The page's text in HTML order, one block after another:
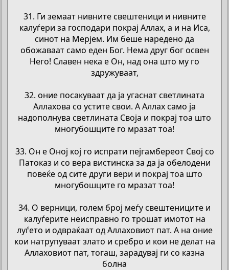
31. Ги земаат нивните свештеници и нивните
калуѓери за господари покрај Аллах, а и на Иса,
синот на Мерјем. Им беше наредено да
обожаваат само еден Бог. Нема друг бог освен
Него! Славен нека е Он, над она што му го
здружуваат,
32. оние посакуваат да ја угаснат светлината
Аллахова со устите свои. А Аллах само ја
надополнува светлината Своја и покрај тоа што
многубошците го мразат тоа!
33. Он е Оној кој го испрати пејгамбереот Свој со
Патоказ и со вера вистинска за да ја обелодени
повеќе од сите други вери и покрај тоа што
многубошците го мразат тоа!
34. О верници, голем број меѓу свештениците и
калуѓерите неисправно го трошат имотот на
луѓето и одвраќаат од Аллаховиот пат. А на оние
кои натрупуваат злато и сребро и кои не делат на
Аллаховиот пат, тогаш, зарадувај ги со казна
болна